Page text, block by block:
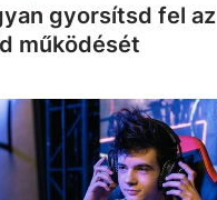
gyorsítsd fel az
működését